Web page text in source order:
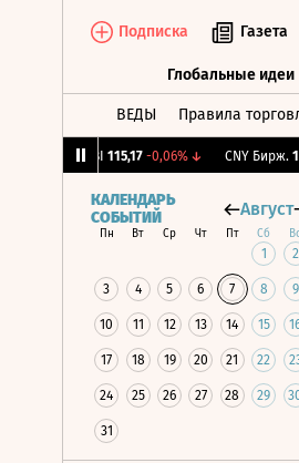
Подписка Газета
Глобальные идеи
ВЕДЫ Правила
115,17 -0,06%↓ CNY Бирж.
КАЛЕНДАРЬ
СОБЫТИЙ
Август
Пн Вт Ср Чт Пт Сб
1 2
3 4 5 6 7 8 9
10 11 12 13 14 15
17 18 19 20 21 22
24 25 26 27 28 29
31